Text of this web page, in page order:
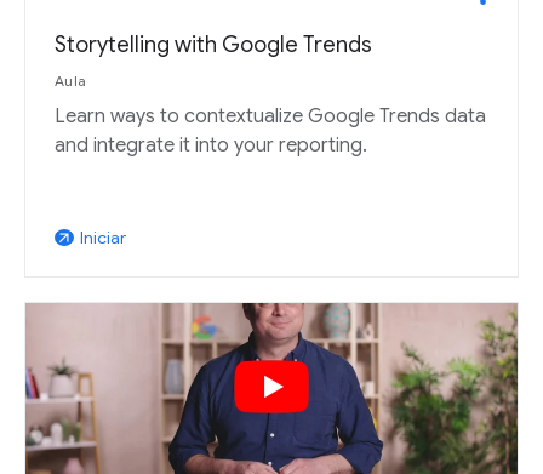
Storytelling with Google Trends
Aula
Learn ways to contextualize Google Trends data
and integrate it into your reporting.
arrow_outward Iniciar